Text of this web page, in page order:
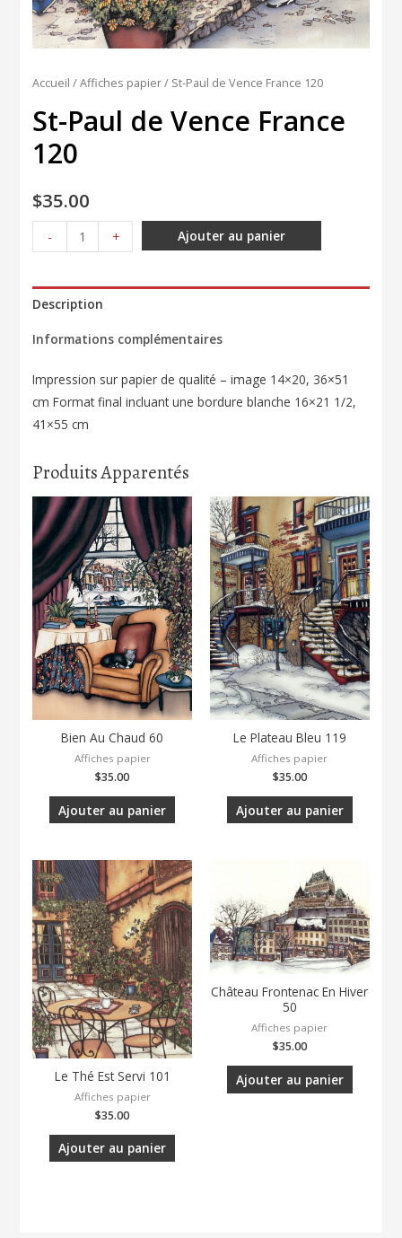
Accueil /Affiches papier/ St-Paul de Vence France 120
St-Paul de Vence France
120
$35.00
-
de
Paul
Vence
120
+ Ajouter au panier
Description
Informations complémentaires
Impression sur papier de qualité – image 14×20, 36×51
cm Format final incluant une bordure blanche 16×21 1/2,
41×55 cm
Produits Apparentés
Bien Au Chaud 60
Affiches papier
$35.00
Ajouter au panier
Le Plateau Bleu 119
Affiches papier
$35.00
Ajouter au panier
Le Thé Est Servi 101
Affiches papier
$35.00
Ajouter au panier
Château Frontenac En Hiver
50
Affiches papier
$35.00
Ajouter au panier